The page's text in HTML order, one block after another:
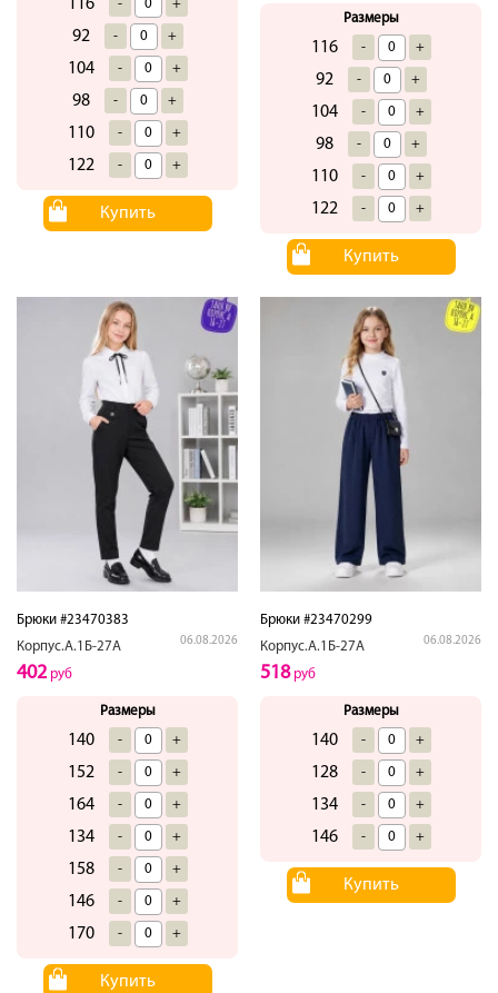
116 - +
92 - +
104 - +
98 - +
110 - +
122 - +
Купить
Размеры
116 - +
92 - +
104 - +
98 - +
110 - +
122 - +
Купить
Брюки #23470383
Корпус.А.1Б-27А
06.08.2026
402руб
Размеры
140 - +
152 - +
164 - +
134 - +
158 - +
146 - +
170 - +
Купить
Брюки #23470299
Корпус.А.1Б-27А
06.08.2026
518руб
Размеры
140 - +
128 - +
134 - +
146 - +
Купить